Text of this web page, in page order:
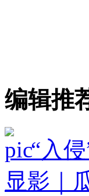
编辑推
“入
显影｜